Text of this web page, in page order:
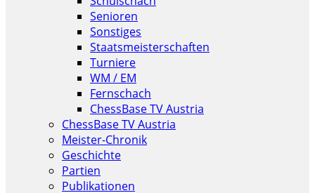
Senioren
Sonstiges
Staatsmeisterschaften
Turniere
WM / EM
Fernschach
ChessBase TV Austria
ChessBase TV Austria
Meister-Chronik
Geschichte
Partien
Publikationen